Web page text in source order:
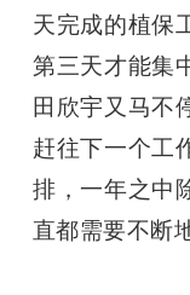
天完成的植保
第三天才能集
田欣宇又马不
赶往下一个工
排，一年之中
直都需要不断